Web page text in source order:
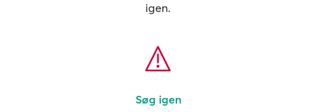
igen.
Søg igen